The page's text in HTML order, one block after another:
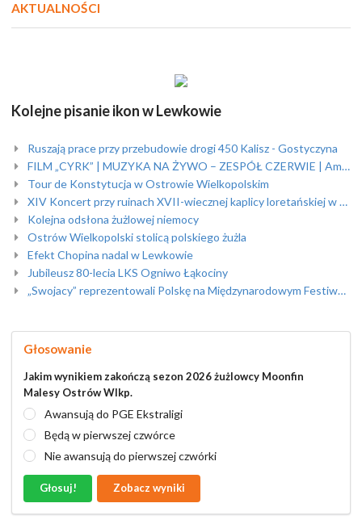
AKTUALNOŚCI
Kolejne pisanie ikon w Lewkowie
Ruszają prace przy przebudowie drogi 450 Kalisz - Gostyczyna
FILM „CYRK” | MUZYKA NA ŻYWO – ZESPÓŁ CZERWIE | Amfiteatr
Tour de Konstytucja w Ostrowie Wielkopolskim
XIV Koncert przy ruinach XVII-wiecznej kaplicy loretańskiej w Skrzebowej
Kolejna odsłona żużlowej niemocy
Ostrów Wielkopolski stolicą polskiego żużla
Efekt Chopina nadal w Lewkowie
Jubileusz 80-lecia LKS Ogniwo Łąkociny
„Swojacy” reprezentowali Polskę na Międzynarodowym Festiwalu Folklorystycznym w Portugalii /foto/
Głosowanie
Jakim wynikiem zakończą sezon 2026 żużlowcy Moonfin
Malesy Ostrów Wlkp.
Awansują do PGE Ekstraligi
Będą w pierwszej czwórce
Nie awansują do pierwszej czwórki
Głosuj! Zobacz wyniki